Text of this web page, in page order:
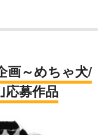
画～めちゃ犬/
応募作品